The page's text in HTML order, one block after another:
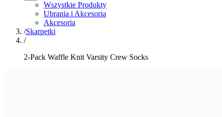
Wszystkie Produkty
Ubrania i Akcesoria
Akcesoria
/Skarpetki
/
2-Pack Waffle Knit Varsity Crew Socks